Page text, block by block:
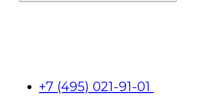
+7 (495) 021-91-01